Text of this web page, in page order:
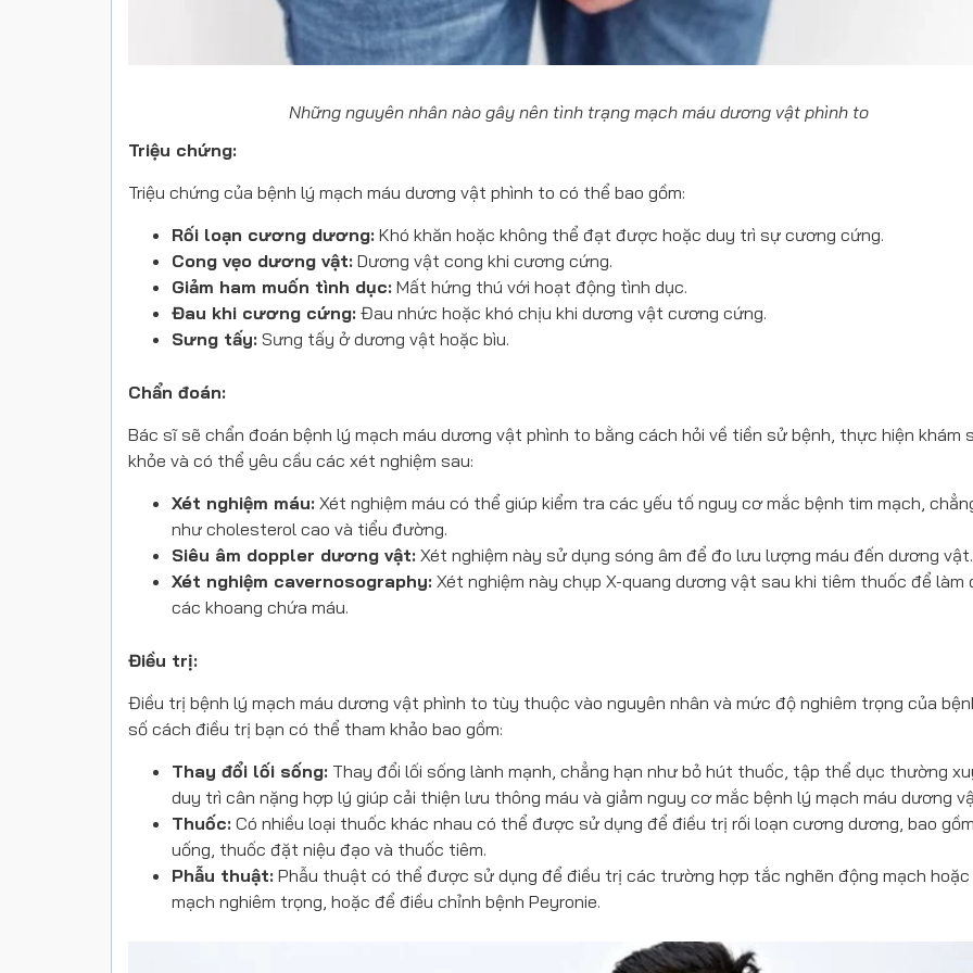
Những nguyên nhân nào gây nên tình trạng mạch máu dương vật phình to
Triệu chứng:
Triệu chứng của bệnh lý mạch máu dương vật phình to có thể bao gồm:
Rối loạn cương dương: Khó khăn hoặc không thể đạt được hoặc duy trì sự cương cứng.
Cong vẹo dương vật: Dương vật cong khi cương cứng.
Giảm ham muốn tình dục: Mất hứng thú với hoạt động tình dục.
Đau khi cương cứng: Đau nhức hoặc khó chịu khi dương vật cương cứng.
Sưng tấy: Sưng tấy ở dương vật hoặc bìu.
Chẩn đoán:
Bác sĩ sẽ chẩn đoán bệnh lý mạch máu dương vật phình to bằng cách hỏi về tiền sử bệnh, thực hiện khám
khỏe và có thể yêu cầu các xét nghiệm sau:
Xét nghiệm máu: Xét nghiệm máu có thể giúp kiểm tra các yếu tố nguy cơ mắc bệnh tim mạch,
như cholesterol cao và tiểu đường.
Siêu âm doppler dương vật: Xét nghiệm này sử dụng sóng âm để đo lưu lượng máu đến dương vật.
Xét nghiệm cavernosography: Xét nghiệm này chụp X-quang dương vật sau khi tiêm thuốc để làm
các khoang chứa máu.
Điều trị:
Điều trị bệnh lý mạch máu dương vật phình to tùy thuộc vào nguyên nhân và mức độ nghiêm trọng của
số cách điều trị bạn có thể tham khảo bao gồm:
Thay đổi lối sống: Thay đổi lối sống lành mạnh, chẳng hạn như bỏ hút thuốc, tập thể dục thường
duy trì cân nặng hợp lý giúp cải thiện lưu thông máu và giảm nguy cơ mắc bệnh lý mạch máu dương
Thuốc: Có nhiều loại thuốc khác nhau có thể được sử dụng để điều trị rối loạn cương dương, bao
uống, thuốc đặt niệu đạo và thuốc tiêm.
Phẫu thuật: Phẫu thuật có thể được sử dụng để điều trị các trường hợp tắc nghẽn động mạch
mạch nghiêm trọng, hoặc để điều chỉnh bệnh Peyronie.